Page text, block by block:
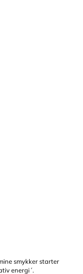
smykker starter
energi´.